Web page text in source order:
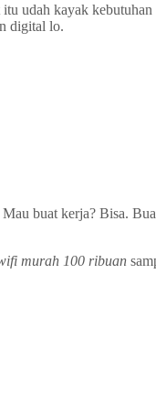
udah kayak
digital lo.
buat kerja? Bisa.
murah 100 ribuan